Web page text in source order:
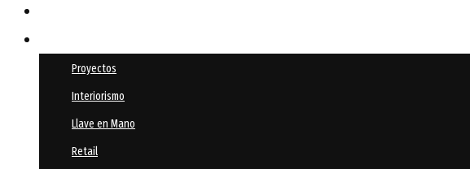
Proyectos
Interiorismo
Llave en Mano
Retail